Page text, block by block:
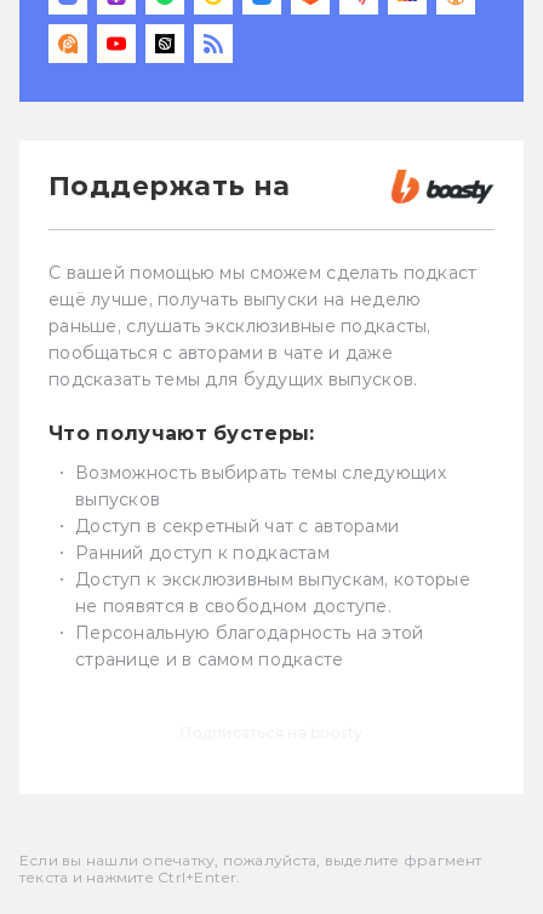
Поддержать на
С вашей помощью мы сможем сделать подкаст
ещё лучше, получать выпуски на неделю
раньше, слушать эксклюзивные подкасты,
пообщаться с авторами в чате и даже
подсказать темы для будущих выпусков.
Что получают бустеры:
Возможность выбирать темы следующих
выпусков
Доступ в секретный чат с авторами
Ранний доступ к подкастам
Доступ к эксклюзивным выпускам, которые
не появятся в свободном доступе.
Персональную благодарность на этой
странице и в самом подкасте
Если вы нашли опечатку, пожалуйста, выделите фрагмент
текста и нажмите Ctrl+Enter.